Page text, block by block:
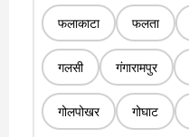
फलाकाटा फलता
गलसी गंगारामपुर
गोलपोखर गोघाट